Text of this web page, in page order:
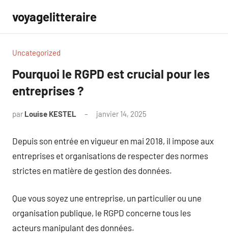
contenu
voyagelitteraire
Uncategorized
Pourquoi le RGPD est crucial pour les
entreprises ?
par Louise KESTEL janvier 14, 2025
Depuis son entrée en vigueur en mai 2018, il impose aux
entreprises et organisations de respecter des normes
strictes en matière de gestion des données.
Que vous soyez une entreprise, un particulier ou une
organisation publique, le RGPD concerne tous les
acteurs manipulant des données.